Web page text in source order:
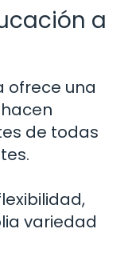
a
ofrece una
de todas
variedad